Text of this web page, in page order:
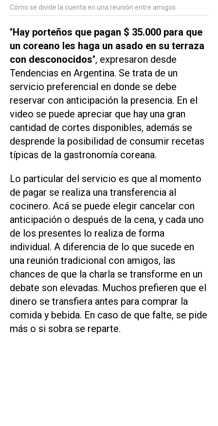
Cómo se divide la cuenta en una reunión entre amigos
"Hay porteños que pagan $ 35.000 para que
un coreano les haga un asado en su terraza
con desconocidos", expresaron desde
Tendencias en Argentina. Se trata de un
servicio preferencial en donde se debe
reservar con anticipación la presencia. En el
video se puede apreciar que hay una gran
cantidad de cortes disponibles, además se
desprende la posibilidad de consumir recetas
típicas de la gastronomía coreana.
Lo particular del servicio es que al momento
de pagar se realiza una transferencia al
cocinero. Acá se puede elegir cancelar con
anticipación o después de la cena, y cada uno
de los presentes lo realiza de forma
individual. A diferencia de lo que sucede en
una reunión tradicional con amigos, las
chances de que la charla se transforme en un
debate son elevadas. Muchos prefieren que el
dinero se transfiera antes para comprar la
comida y bebida. En caso de que falte, se pide
más o si sobra se reparte.